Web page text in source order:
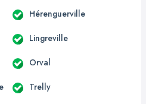
Hérenguerville
Lingreville
Orval
Trelly